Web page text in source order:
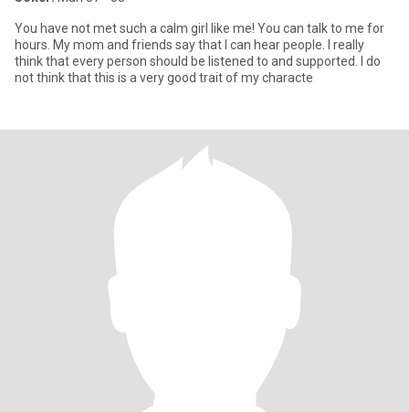
You have not met such a calm girl like me! You can talk to me for
hours. My mom and friends say that I can hear people. I really
think that every person should be listened to and supported. I do
not think that this is a very good trait of my characte